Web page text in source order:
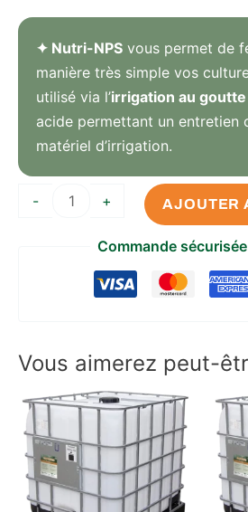
✦ Nutri-NPS vous permet de
manière très simple vos
utilisé via l’irrigation au
acide permettant un entretien
matériel d’irrigation.
- + AJOUTER
Commande
Vous aimerez peut-